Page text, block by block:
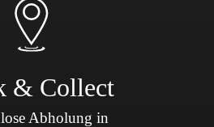
& Collect
Abholung in